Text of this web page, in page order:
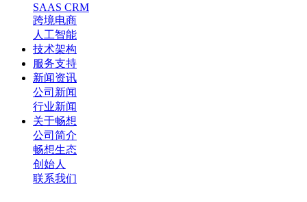
SAAS CRM
跨境电商
人工智能
技术架构
服务支持
新闻资讯
公司新闻
行业新闻
关于畅想
公司简介
畅想生态
创始人
联系我们